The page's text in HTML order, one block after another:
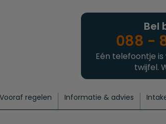
Bel
088 -
Eén telefoontje
twijfel.
Vooraf regelen Informatie & advies